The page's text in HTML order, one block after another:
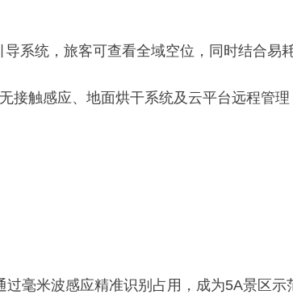
系统，旅客可查看全域空位，同时结合易
接触感应、地面烘干系统及云平台远程管
毫米波感应精准识别占用，成为5A景区示